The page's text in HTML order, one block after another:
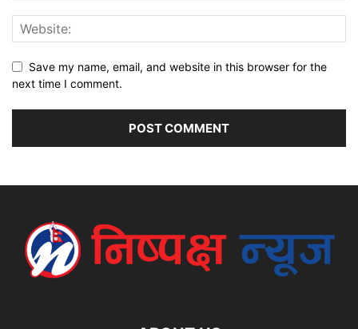
Save my name, email, and website in this browser for the
next time I comment.